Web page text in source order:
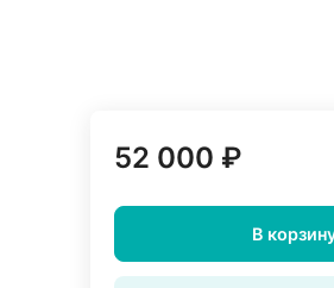
52 000 ₽
В